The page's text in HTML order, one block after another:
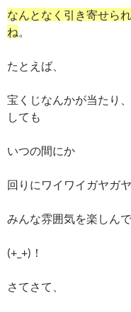
なんとなく引き寄せら
ね
たとえば、
宝くじなんかが当たり
しても
いつの間にか
回りにワイワイガヤガ
みんな雰囲気を楽しん
(+_+)！
さてさて、